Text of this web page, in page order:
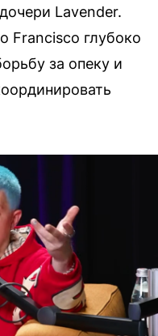
Lavender.
Francisco глубоко
за опеку и